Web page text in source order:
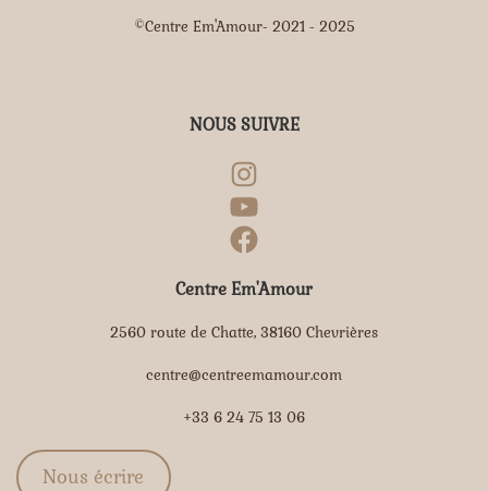
©Centre Em'Amour- 2021 - 2025
NOUS SUIVRE
Centre Em'Amour
2560 route de Chatte, 38160 Chevrières
centre@centreemamour.com
+33 6 24 75 13 06
Nous écrire